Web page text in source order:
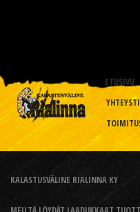
ETUSIVU
KALASTUSVÄLINE RIALINNA KY